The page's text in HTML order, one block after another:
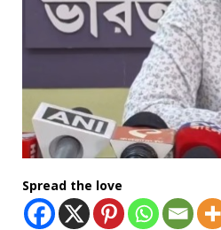
Spread the love